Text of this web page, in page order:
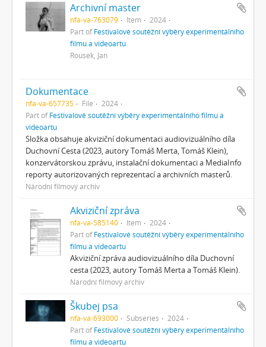
Archivní master
nfa-va-763079 Item
2024
Part ofFestivalové soutěžní výběry experimentálního
filmu a videoartu
Rousek, Jan
Dokumentace
nfa-va-657735 File
2024
Part ofFestivalové soutěžní výběry experimentálního filmu a
videoartu
Složka obsahuje akviziční dokumentaci audiovizuálního díla
Duchovní Cesta (2023, autory Tomáš Merta, Tomáš Klein),
konzervátorskou zprávu, instalační dokumentaci a MediaInfo
reporty autorizovaných reprezentací a archivních masterů.
Národní filmový archiv
Akviziční zpráva
nfa-va-585140 Item
2024
Part ofFestivalové soutěžní výběry experimentálního
filmu a videoartu
Akviziční zpráva audiovizuálního díla Duchovní
cesta (2023, autory Tomáš Merta a Tomáš Klein).
Národní filmový archiv
Škubej psa
nfa-va-693000 Subseries
2024
Part ofFestivalové soutěžní výběry experimentálního
filmu a videoartu